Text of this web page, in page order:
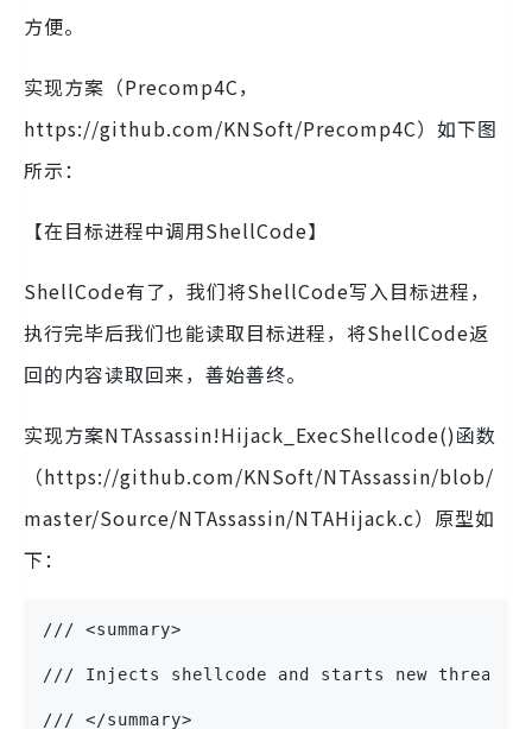
方便。
实现方案（Precomp4C，
https://github.com/KNSoft/Precomp4C）如下图
所示：
【在目标进程中调用ShellCode】
ShellCode有了，我们将ShellCode写入目标进程，
执行完毕后我们也能读取目标进程，将ShellCode返
回的内容读取回来，善始善终。
实现方案NTAssassin!Hijack_ExecShellcode()函数
（https://github.com/KNSoft/NTAssassin/blob/
master/Source/NTAssassin/NTAHijack.c）原型如
下：
/// <summary>
/// Injects shellcode and starts new thread to
/// </summary>